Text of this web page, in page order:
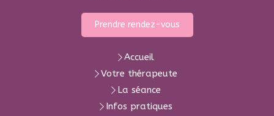
Prendre rendez-vous
Accueil
Votre thérapeute
La séance
Infos pratiques